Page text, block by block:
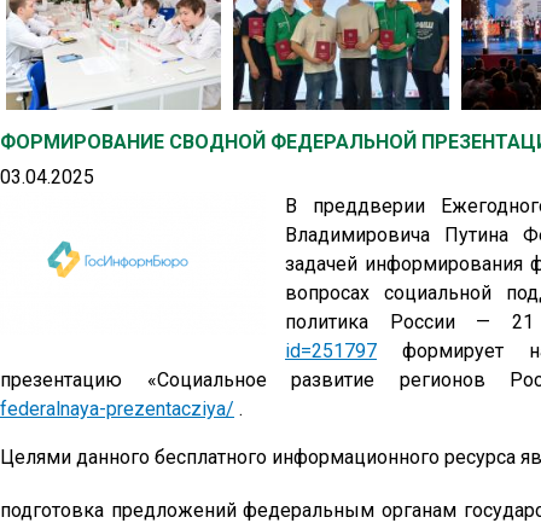
ФОРМИРОВАНИЕ СВОДНОЙ ФЕДЕРАЛЬНОЙ
03.04.2025
В преддверии
Владимировича Путина
задачей информирования
вопросах социальной
политика России —
id=251797 формирует
презентацию «Социальное развитие регионов
federalnaya-prezentacziya/ .
Целями данного бесплатного информационного ресурса
подготовка предложений федеральным органам